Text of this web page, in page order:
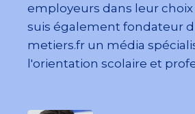
employeurs dans leur
suis également fondateur
metiers.fr un média
l'orientation scolaire et